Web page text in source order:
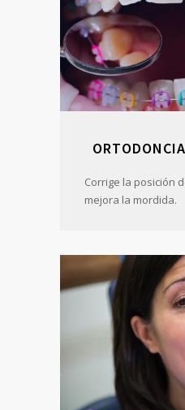
ORTODONCIA
Corrige la posición
mejora la mordida.